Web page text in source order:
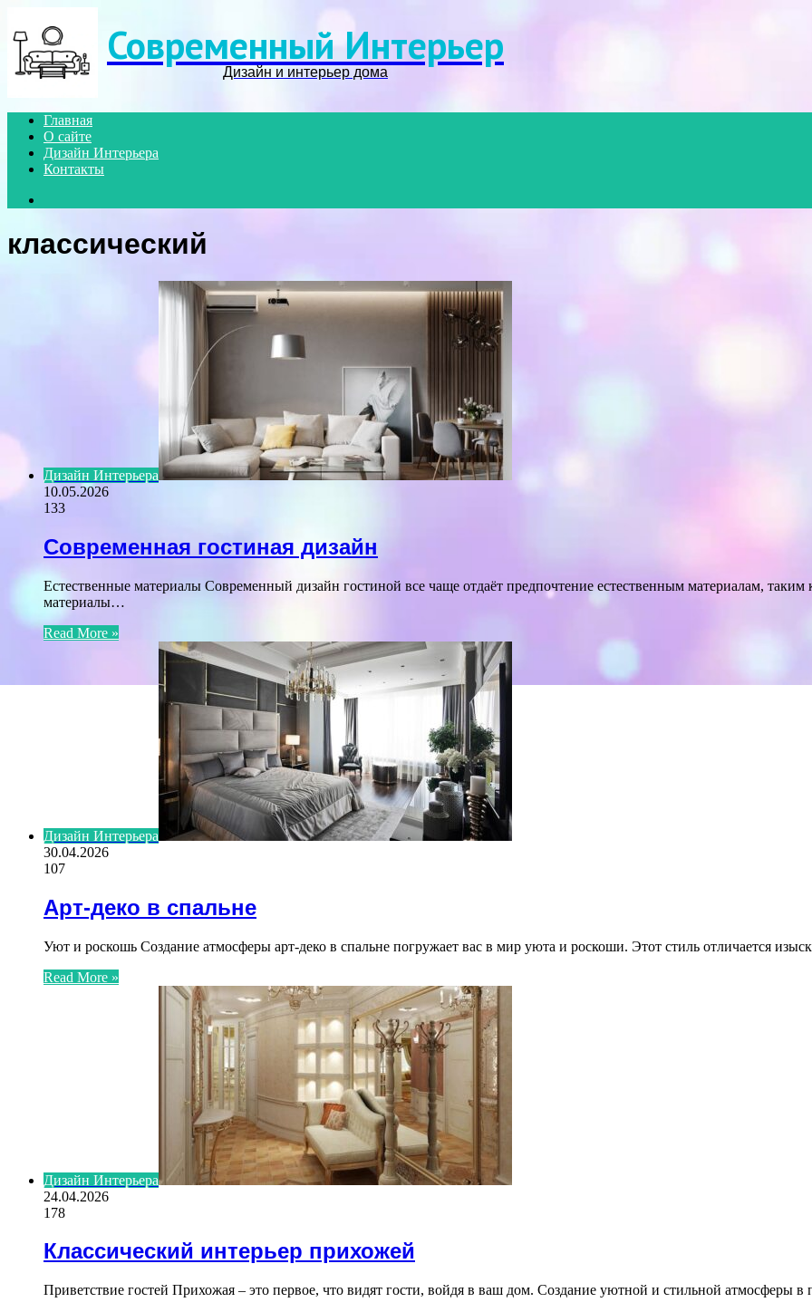
Современный Интерьер
Дизайн и интерьер дома
Главная
О сайте
Дизайн Интерьера
Контакты
классический
Дизайн Интерьера
10.05.2026
133
Современная гостиная дизайн
Естественные материалы Современный дизайн гостиной все чаще отдаёт предпочтение естественным материалам, таким
материалы…
Read More »
Дизайн Интерьера
30.04.2026
107
Арт-деко в спальне
Уют и роскошь Создание атмосферы арт-деко в спальне погружает вас в мир уюта и роскоши. Этот стиль отличается
Read More »
Дизайн Интерьера
24.04.2026
178
Классический интерьер прихожей
Приветствие гостей Прихожая – это первое, что видят гости, войдя в ваш дом. Создание уютной и стильной атмосферы